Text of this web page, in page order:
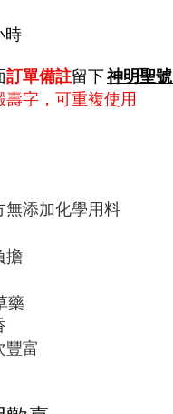
時
訂單備註留下神明聖號
字，可重複使用
無添加化學用料
擔
藥
豐富